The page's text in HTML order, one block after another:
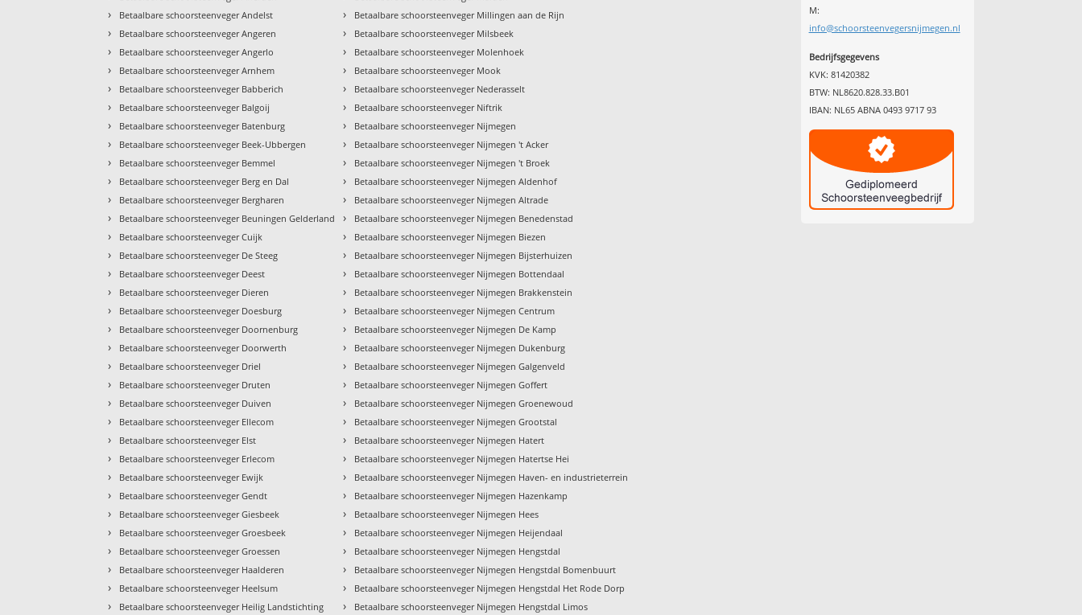
› Betaalbare schoorsteenveger Andelst
› Betaalbare schoorsteenveger Angeren
› Betaalbare schoorsteenveger Angerlo
› Betaalbare schoorsteenveger Arnhem
› Betaalbare schoorsteenveger Babberich
› Betaalbare schoorsteenveger Balgoij
› Betaalbare schoorsteenveger Batenburg
› Betaalbare schoorsteenveger Beek-Ubbergen
› Betaalbare schoorsteenveger Bemmel
› Betaalbare schoorsteenveger Berg en Dal
› Betaalbare schoorsteenveger Bergharen
› Betaalbare schoorsteenveger Beuningen Gelderland
› Betaalbare schoorsteenveger Cuijk
› Betaalbare schoorsteenveger De Steeg
› Betaalbare schoorsteenveger Deest
› Betaalbare schoorsteenveger Dieren
› Betaalbare schoorsteenveger Doesburg
› Betaalbare schoorsteenveger Doornenburg
› Betaalbare schoorsteenveger Doorwerth
› Betaalbare schoorsteenveger Driel
› Betaalbare schoorsteenveger Druten
› Betaalbare schoorsteenveger Duiven
› Betaalbare schoorsteenveger Ellecom
› Betaalbare schoorsteenveger Elst
› Betaalbare schoorsteenveger Erlecom
› Betaalbare schoorsteenveger Ewijk
› Betaalbare schoorsteenveger Gendt
› Betaalbare schoorsteenveger Giesbeek
› Betaalbare schoorsteenveger Groesbeek
› Betaalbare schoorsteenveger Groessen
› Betaalbare schoorsteenveger Haalderen
› Betaalbare schoorsteenveger Heelsum
› Betaalbare schoorsteenveger Heilig Landstichting
› Betaalbare schoorsteenveger Millingen aan de Rijn
› Betaalbare schoorsteenveger Milsbeek
› Betaalbare schoorsteenveger Molenhoek
› Betaalbare schoorsteenveger Mook
› Betaalbare schoorsteenveger Nederasselt
› Betaalbare schoorsteenveger Niftrik
› Betaalbare schoorsteenveger Nijmegen
› Betaalbare schoorsteenveger Nijmegen 't Acker
› Betaalbare schoorsteenveger Nijmegen 't Broek
› Betaalbare schoorsteenveger Nijmegen Aldenhof
› Betaalbare schoorsteenveger Nijmegen Altrade
› Betaalbare schoorsteenveger Nijmegen Benedenstad
› Betaalbare schoorsteenveger Nijmegen Biezen
› Betaalbare schoorsteenveger Nijmegen Bijsterhuizen
› Betaalbare schoorsteenveger Nijmegen Bottendaal
› Betaalbare schoorsteenveger Nijmegen Brakkenstein
› Betaalbare schoorsteenveger Nijmegen Centrum
› Betaalbare schoorsteenveger Nijmegen De Kamp
› Betaalbare schoorsteenveger Nijmegen Dukenburg
› Betaalbare schoorsteenveger Nijmegen Galgenveld
› Betaalbare schoorsteenveger Nijmegen Goffert
› Betaalbare schoorsteenveger Nijmegen Groenewoud
› Betaalbare schoorsteenveger Nijmegen Grootstal
› Betaalbare schoorsteenveger Nijmegen Hatert
› Betaalbare schoorsteenveger Nijmegen Hatertse Hei
› Betaalbare schoorsteenveger Nijmegen Haven- en industrieterrein
› Betaalbare schoorsteenveger Nijmegen Hazenkamp
› Betaalbare schoorsteenveger Nijmegen Hees
› Betaalbare schoorsteenveger Nijmegen Heijendaal
› Betaalbare schoorsteenveger Nijmegen Hengstdal
› Betaalbare schoorsteenveger Nijmegen Hengstdal Bomenbuurt
› Betaalbare schoorsteenveger Nijmegen Hengstdal Het Rode Dorp
› Betaalbare schoorsteenveger Nijmegen Hengstdal Limos
M:
info@schoorsteenvegersnijmegen.nl
Bedrijfsgegevens
KVK: 81420382
BTW: NL8620.828.33.B01
IBAN: NL65 ABNA 0493 9717 93